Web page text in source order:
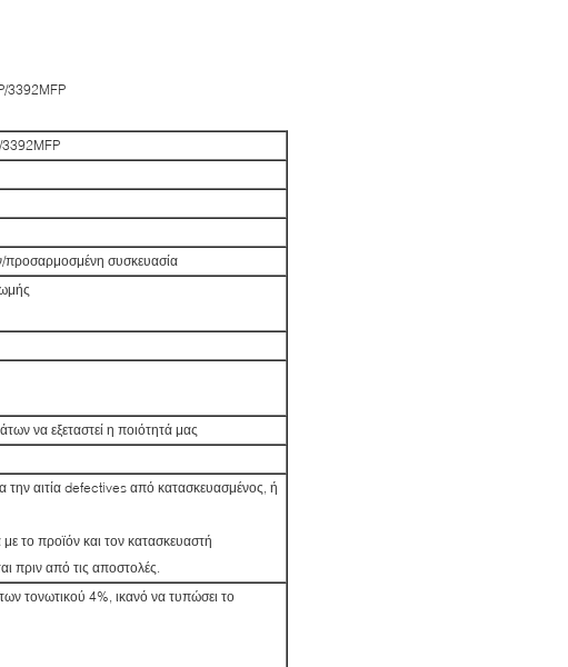
3392MFP
προσαρμοσμένη συσκευασία
να εξεταστεί η ποιότητά μας
την αιτία defectives από κατασκευασμένος, ή
το προϊόν και τον κατασκευαστή
πριν από τις αποστολές.
τονωτικού 4%, ικανό να τυπώσει το